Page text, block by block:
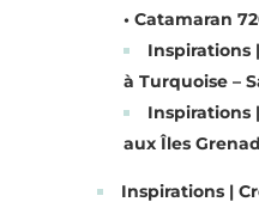
• Catamaran
Inspirations
à Turquoise –
Inspirations
aux Îles
Inspirations |